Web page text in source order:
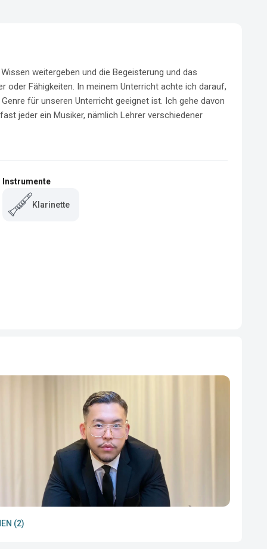
weitergeben und die Begeisterung und das
oder Fähigkeiten. In meinem Unterricht achte ich darauf,
für unseren Unterricht geeignet ist. Ich gehe davon
jeder ein Musiker, nämlich Lehrer verschiedener
Instrumente
Klarinette
(2)